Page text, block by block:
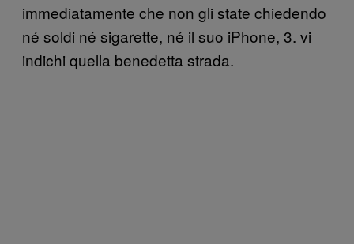
immediatamente che non gli state chiedendo
né soldi né sigarette, né il suo iPhone, 3. vi
indichi quella benedetta strada.